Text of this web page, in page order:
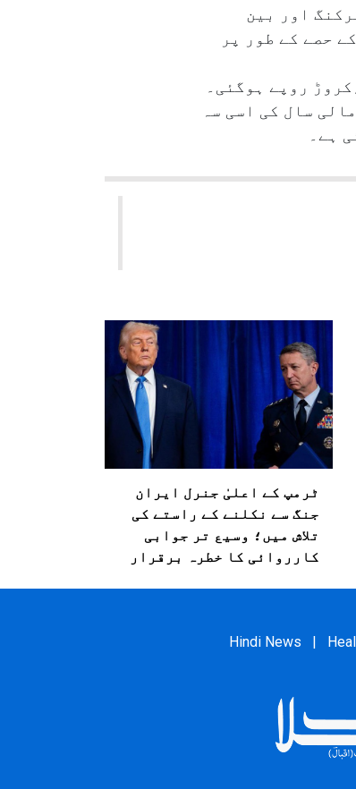
اور بین
حصے کے طور پر
نے کہا کہ پہلی سہ ماہی میں گھریلو بندرگاہوں سے اس کی آمدنی ۱۴؍ فیصد بڑھ کر۶۱۳۷؍کروڑ روپے ہوگئی۔
منافع۳۶؍ فیصد رہا جو گزشتہ مالی سال کی اسی سہ
ہے۔
ٹرمپ کے اعلیٰ جنرل ایران
جنگ سے نکلنے کے راستے کی
تلاش میں؛ وسیع تر جوابی
کارروائی کا خطرہ برقرار
Hindi News |